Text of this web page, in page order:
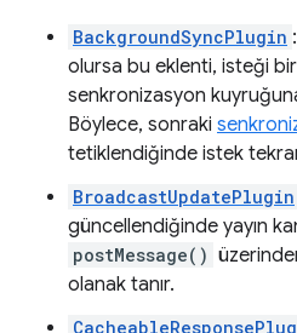
BackgroundSyncPlugin
olursa bu eklenti, isteği
senkronizasyon
Böylece, sonraki
tetiklendiğinde istek
BroadcastUpdatePlugin
güncellendiğinde yayın
postMessage()
olanak tanır.